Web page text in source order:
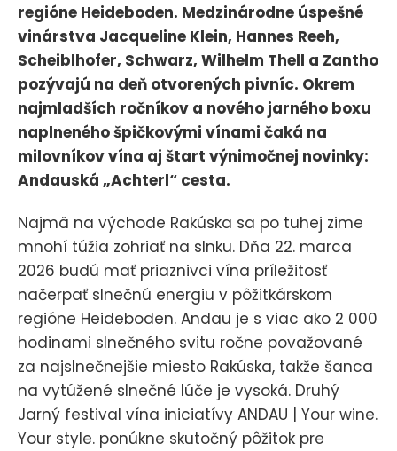
regióne Heideboden. Medzinárodne úspešné
vinárstva Jacqueline Klein, Hannes Reeh,
Scheiblhofer, Schwarz, Wilhelm Thell a Zantho
pozývajú na deň otvorených pivníc. Okrem
najmladších ročníkov a nového jarného boxu
naplneného špičkovými vínami čaká na
milovníkov vína aj štart výnimočnej novinky:
Andauská „Achterl“ cesta.
Najmä na východe Rakúska sa po tuhej zime
mnohí túžia zohriať na slnku. Dňa 22. marca
2026 budú mať priaznivci vína príležitosť
načerpať slnečnú energiu v pôžitkárskom
regióne Heideboden. Andau je s viac ako 2 000
hodinami slnečného svitu ročne považované
za najslnečnejšie miesto Rakúska, takže šanca
na vytúžené slnečné lúče je vysoká. Druhý
Jarný festival vína iniciatívy ANDAU | Your wine.
Your style. ponúkne skutočný pôžitok pre